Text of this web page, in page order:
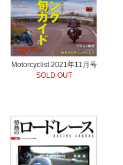
Motorcyclist 2021年11月号
SOLD OUT